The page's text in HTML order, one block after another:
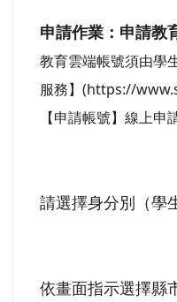
申請作業：申請教
教育雲端帳號須由學
服務】(https://
【申請帳號】線上申
請選擇身分別（學
依畫面指示選擇縣